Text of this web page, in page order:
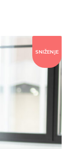
SNIŽENJE